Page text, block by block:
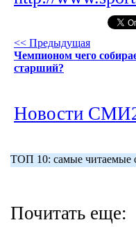
<< Предыдущая
Чемпионом чего
старший?
Новости
ТОП 10: самые читаемые
Почитать еще: